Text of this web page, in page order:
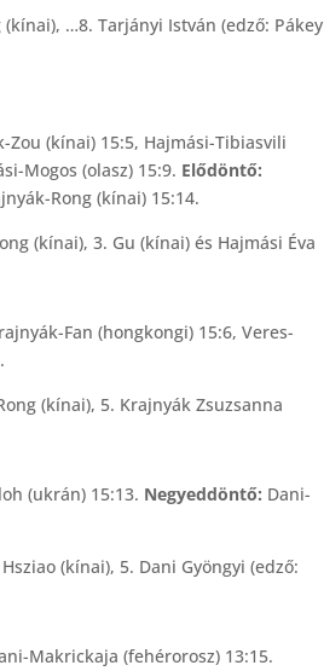
…8. Tarjányi István (edző: Pákey
Zou (kínai) 15:5, Hajmási-Tibiasvili
Mogos (olasz) 15:9. Elődöntő:
Rong (kínai) 15:14.
(kínai), 3. Gu (kínai) és Hajmási Éva
Fan (hongkongi) 15:6, Veres-
(kínai), 5. Krajnyák Zsuzsanna
(ukrán) 15:13. Negyeddöntő: Dani-
(kínai), 5. Dani Gyöngyi (edző:
Makrickaja (fehérorosz) 13:15.